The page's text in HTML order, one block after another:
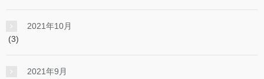
2021年10月
(3)
2021年9月